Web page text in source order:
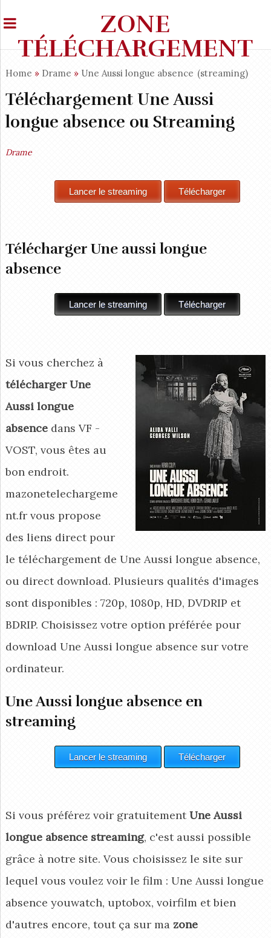
ZONE
TÉLÉCHARGEMENT
Home » Drame » Une Aussi longue absence (streaming)
Téléchargement Une Aussi
longue absence ou Streaming
Drame
Télécharger Une aussi longue
absence
Si vous cherchez à
télécharger Une
Aussi longue
absencedans VF -
VOST, vous êtes au
bon endroit.
mazonetelechargeme
nt.fr vous propose
des liens direct pour
le téléchargement de Une Aussi longue absence,
ou direct download. Plusieurs qualités d'images
sont disponibles : 720p, 1080p, HD, DVDRIP et
BDRIP. Choisissez votre option préférée pour
download Une Aussi longue absence sur votre
ordinateur.
Une Aussi longue absence en
streaming
Si vous préférez voir gratuitementUne Aussi
longue absence streaming, c'est aussi possible
grâce à notre site. Vous choisissez le site sur
lequel vous voulez voir le film : Une Aussi longue
absence youwatch, uptobox, voirfilm et bien
d'autres encore, tout ça sur ma zone